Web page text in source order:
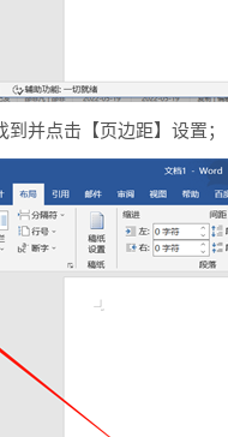
并点击【页边距】设置；